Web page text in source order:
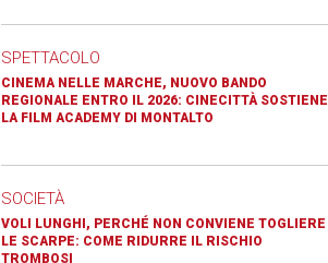
SPETTACOLO
CINEMA NELLE MARCHE, NUOVO BANDO
REGIONALE ENTRO IL 2026: CINECITTÀ SOSTIENE
LA FILM ACADEMY DI MONTALTO
SOCIETÀ
VOLI LUNGHI, PERCHÉ NON CONVIENE TOGLIERE
LE SCARPE: COME RIDURRE IL RISCHIO
TROMBOSI